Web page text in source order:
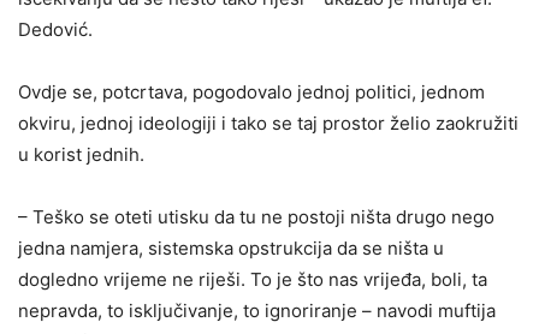
Dedović.
Ovdje se, potcrtava, pogodovalo jednoj politici, jednom
okviru, jednoj ideologiji i tako se taj prostor želio zaokružiti
u korist jednih.
– Teško se oteti utisku da tu ne postoji ništa drugo nego
jedna namjera, sistemska opstrukcija da se ništa u
dogledno vrijeme ne riješi. To je što nas vrijeđa, boli, ta
nepravda, to isključivanje, to ignoriranje – navodi muftija